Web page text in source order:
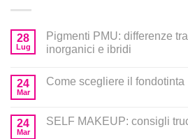
28
Lug
Pigmenti PMU: differenze
inorganici e ibridi
24
Mar
Come scegliere il fondotinta
24
Mar
SELF MAKEUP: consigli